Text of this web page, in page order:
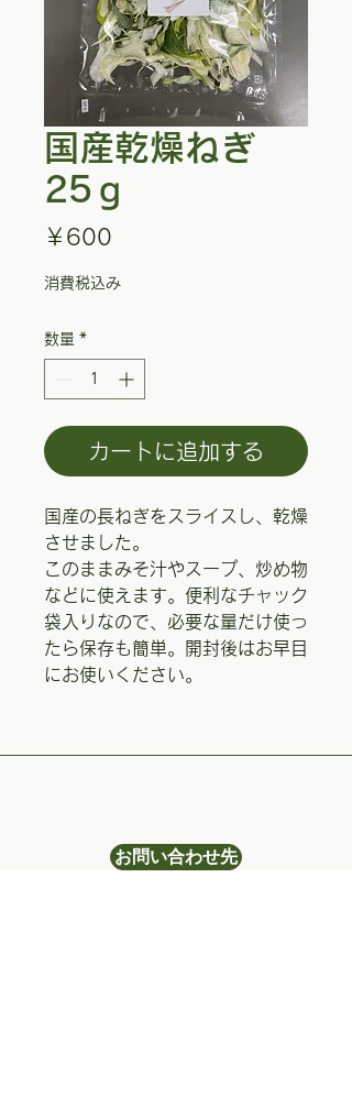
国産乾燥ねぎ
25ｇ
￥600
格
消費税込み
数量 *
カートに追加する
国産の長ねぎをスライスし、乾燥
させました。
このままみそ汁やスープ、炒め物
などに使えます。便利なチャック
袋入りなので、必要な量だけ使っ
たら保存も簡単。開封後はお早目
にお使いください。
お問い合わせ先